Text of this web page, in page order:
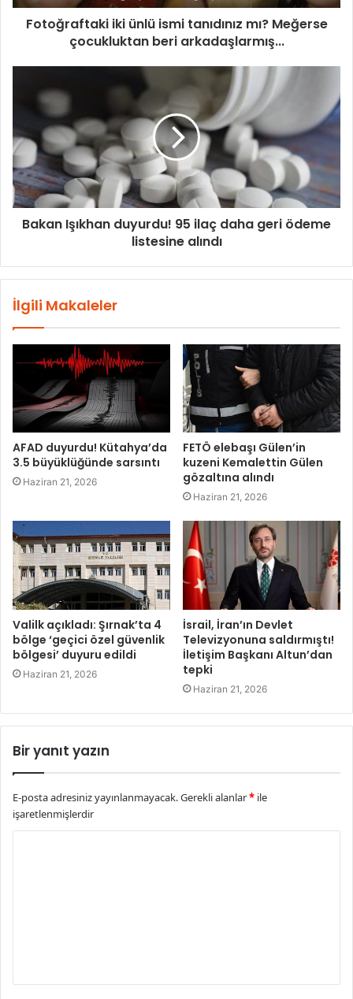
Fotoğraftaki iki ünlü ismi tanıdınız mı? Meğerse
çocukluktan beri arkadaşlarmış...
Bakan Işıkhan duyurdu! 95 ilaç daha geri ödeme
listesine alındı
İlgili Makaleler
AFAD duyurdu! Kütahya’da
3.5 büyüklüğünde sarsıntı
Haziran 21, 2026
FETÖ elebaşı Gülen’in
kuzeni Kemalettin Gülen
gözaltına alındı
Haziran 21, 2026
Valilk açıkladı: Şırnak’ta 4
bölge ‘geçici özel güvenlik
bölgesi’ duyuru edildi
Haziran 21, 2026
İsrail, İran’ın Devlet
Televizyonuna saldırmıştı!
İletişim Başkanı Altun’dan
tepki
Haziran 21, 2026
Bir yanıt yazın
E-posta adresiniz yayınlanmayacak.Gerekli alanlar* ile
işaretlenmişlerdir